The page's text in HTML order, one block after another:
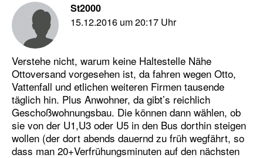
St2000
15.12.2016 um 20:17 Uhr
Verstehe nicht, warum keine Haltestelle Nähe
Ottoversand vorgesehen ist, da fahren wegen Otto,
Vattenfall und etlichen weiteren Firmen tausende
täglich hin. Plus Anwohner, da gibt’s reichlich
Geschoßwohnungsbau. Die können dann wählen, ob
sie von der U1,U3 oder U5 in den Bus dorthin steigen
wollen (der dort abends dauernd zu früh wegfährt, so
dass man 20+Verfrühungsminuten auf den nächsten